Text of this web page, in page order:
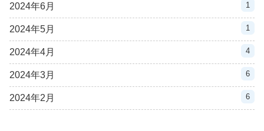
2024年6月 1
2024年5月 1
2024年4月 4
2024年3月 6
2024年2月 6